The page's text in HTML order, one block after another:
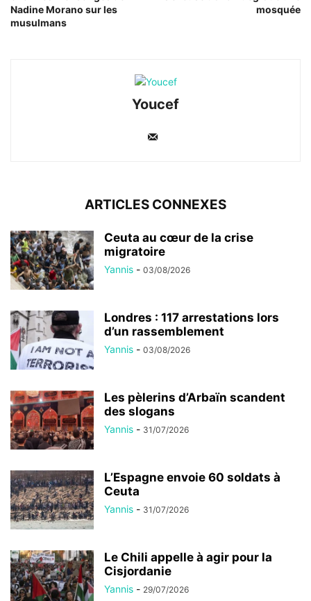
Nadine Morano sur les
musulmans
mosquée
Youcef
ARTICLES CONNEXES
Ceuta au cœur de la crise
migratoire
Yannis - 03/08/2026
Londres : 117 arrestations lors
d’un rassemblement
Yannis - 03/08/2026
Les pèlerins d’Arbaïn scandent
des slogans
Yannis - 31/07/2026
L’Espagne envoie 60 soldats à
Ceuta
Yannis - 31/07/2026
Le Chili appelle à agir pour la
Cisjordanie
Yannis - 29/07/2026